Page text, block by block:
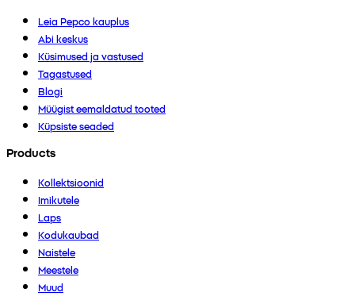
Leia Pepco kauplus
Abi keskus
Küsimused ja vastused
Tagastused
Blogi
Müügist eemaldatud tooted
Küpsiste seaded
Products
Kollektsioonid
Imikutele
Laps
Kodukaubad
Naistele
Meestele
Muud